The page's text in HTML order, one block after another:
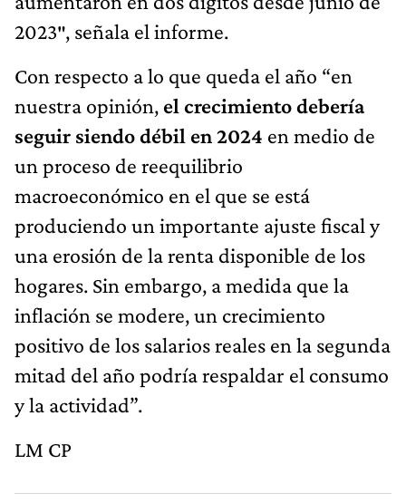
2023″, señala el informe.
Con respecto a lo que queda el año “en
nuestra opinión, el crecimiento debería
seguir siendo débil en 2024 en medio de
un proceso de reequilibrio
macroeconómico en el que se está
produciendo un importante ajuste fiscal y
una erosión de la renta disponible de los
hogares. Sin embargo, a medida que la
inflación se modere, un crecimiento
positivo de los salarios reales en la segunda
mitad del año podría respaldar el consumo
y la actividad”.
LM CP